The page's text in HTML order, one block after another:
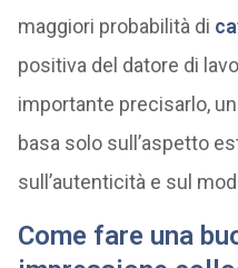
maggiori probabilità di
positiva del datore di
importante precisarlo,
basa solo sull’aspetto
sull’autenticità e sul
Come fare una